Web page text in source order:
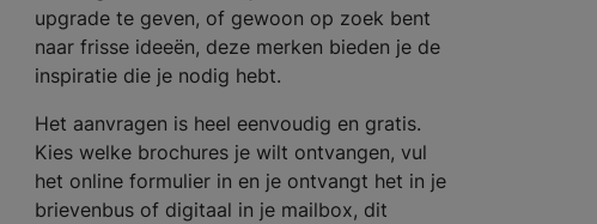
upgrade te geven, of gewoon op zoek bent
naar frisse ideeën, deze merken bieden je de
inspiratie die je nodig hebt.
Het aanvragen is heel eenvoudig en gratis.
Kies welke brochures je wilt ontvangen, vul
het online formulier in en je ontvangt het in je
brievenbus of digitaal in je mailbox, dit